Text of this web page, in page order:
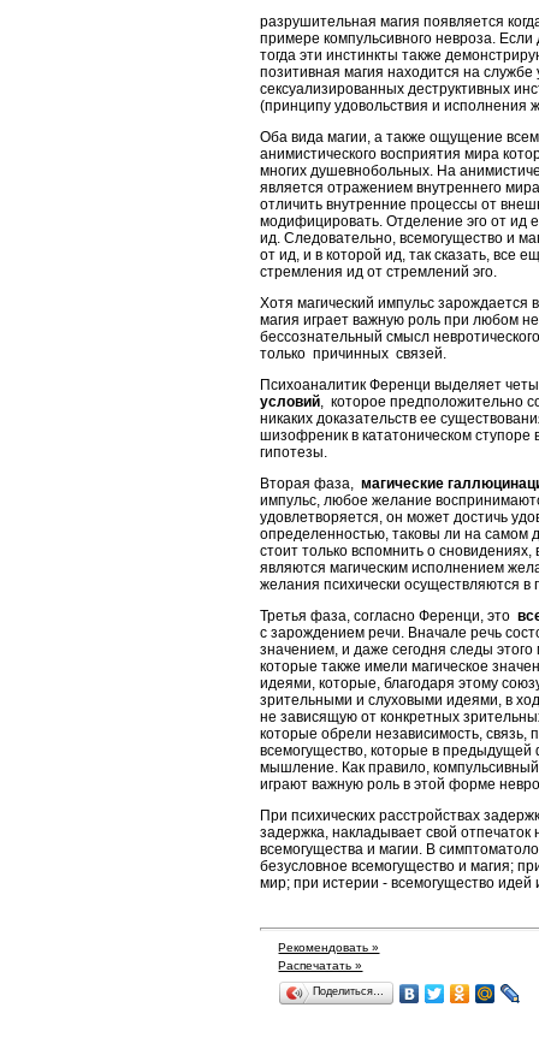
разрушительная магия появляется
примере компульсивного невроза.
тогда эти инстинкты также
позитивная магия находится на службе
сексуализированных деструктивных
(принципу удовольствия и исполнения
Оба вида магии, а также ощущение
анимистического восприятия мира
многих душевнобольных. На
является отражением внутреннего
отличить внутренние процессы от
модифицировать. Отделение эго от ид
ид. Следовательно, всемогущество и
от ид, и в которой ид, так сказать, все
стремления ид от стремлений эго.
Хотя магический импульс
магия играет важную роль при любом
бессознательный смысл
только причинных связей.
Психоаналитик Ференци выделяет
условий , которое предположительно
никаких доказательств ее
шизофреник в кататоническом ступоре
гипотезы.
Вторая фаза, магические
импульс, любое желание
удовлетворяется, он может достичь
определенностью, таковы ли на самом
стоит только вспомнить о
являются магическим исполнением
желания психически осуществляются
Третья фаза, согласно Ференци, это
с зарождением речи. Вначале речь
значением, и даже сегодня следы
которые также имели магическое
идеями, которые, благодаря этому
зрительными и слуховыми идеями, в
не зависящую от конкретных
которые обрели независимость,
всемогущество, которые в
мышление. Как правило,
играют важную роль в этой форме
При психических расстройствах
задержка, накладывает свой
всемогущества и магии. В
безусловное всемогущество и магия;
мир; при истерии - всемогущество
Рекомендовать »
Распечатать »
Поделиться…